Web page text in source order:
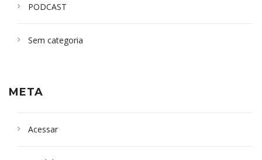
PODCAST
Sem categoria
META
Acessar